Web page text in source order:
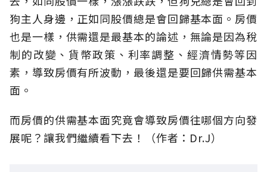
狗主人身邊，正如同股價總是會回歸基本面。房價
也是一樣，供需還是最基本的論述，無論是因為稅
制的改變、貨幣政策、利率調整、經濟情勢等因
素，導致房價有所波動，最後還是要回歸供需基本
面。
而房價的供需基本面究竟會導致房價往哪個方向發
展呢？讓我們繼續看下去！（作者：Dr.J）